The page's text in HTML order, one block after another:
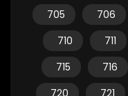
705
706
710
711
715
716